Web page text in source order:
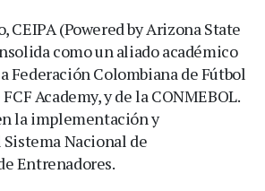
CEIPA (Powered by Arizona State
como un aliado académico
Federación Colombiana de Fútbol
Academy, y de la CONMEBOL.
la implementación y
Nacional de
Entrenadores.